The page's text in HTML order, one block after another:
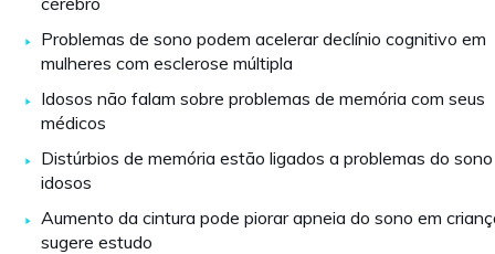
Problemas de sono podem acelerar declínio cognitivo em
mulheres com esclerose múltipla
Idosos não falam sobre problemas de memória com seus
médicos
Distúrbios de memória estão ligados a problemas do
idosos
Aumento da cintura pode piorar apneia do sono em
sugere estudo